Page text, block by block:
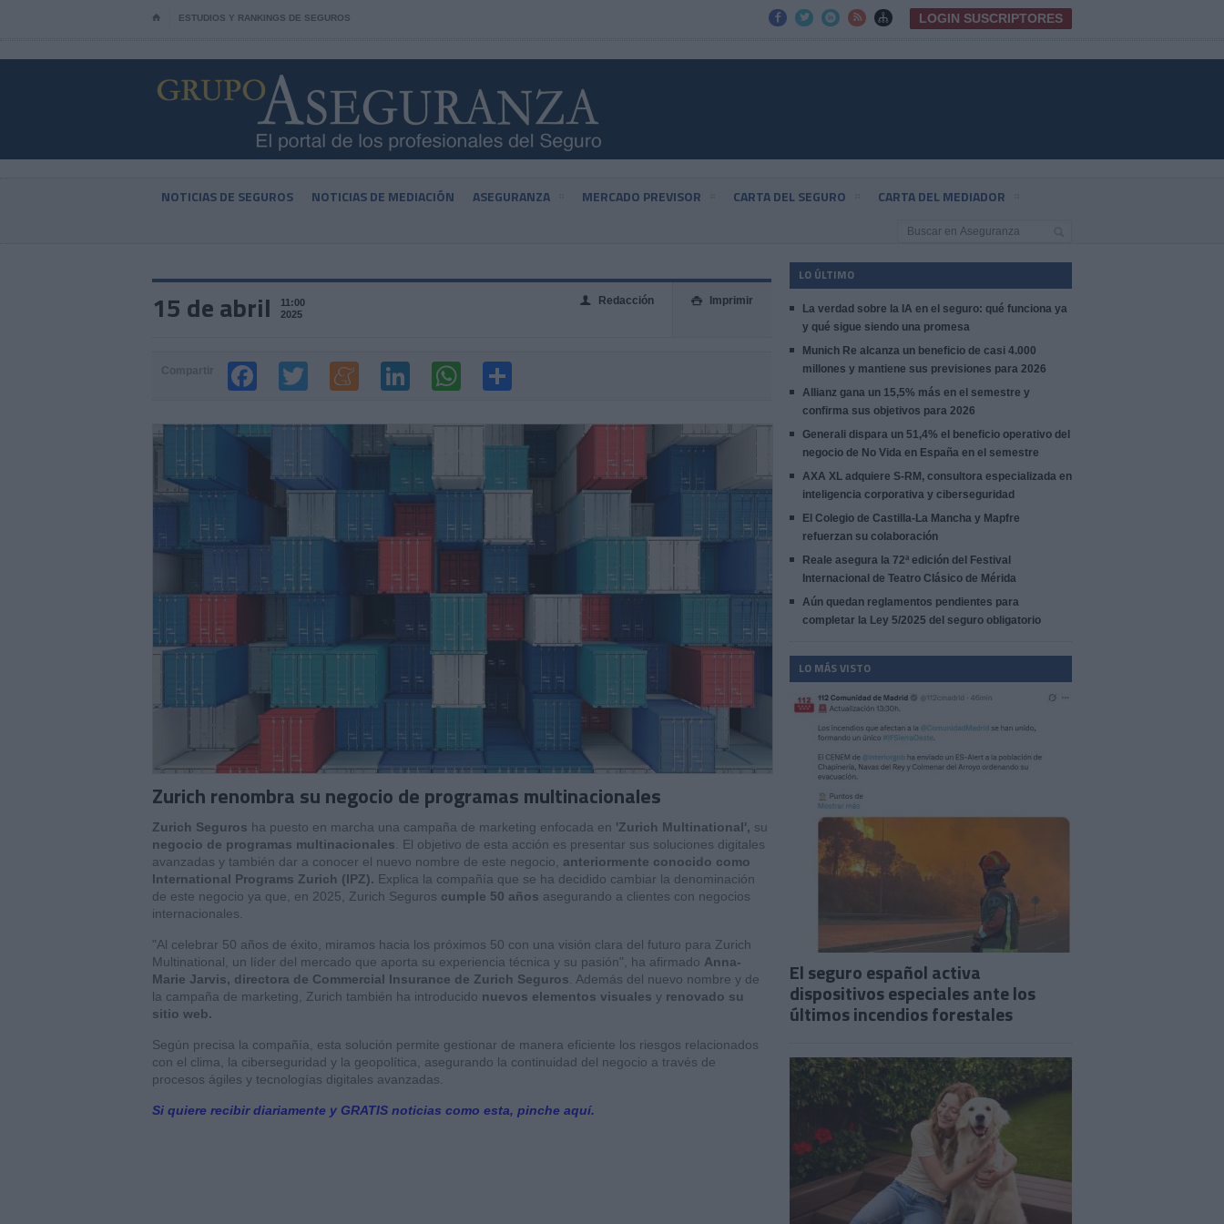
⌂ ESTUDIOS Y RANKINGS DE SEGUROS      LOGIN SUSCRIPTORES
NOTICIAS DE SEGUROS NOTICIAS DE MEDIACIÓN ASEGURANZA MERCADO PREVISOR CARTA DEL SEGURO CARTA DEL MEDIADOR
15 de abril
11:00
2025
 Imprimir
👤 Redacción
Zurich renombra su negocio de programas multinacionales
Zurich Seguros ha puesto en marcha una campaña de marketing enfocada en 'Zurich Multinational', su
negocio de programas multinacionales . El objetivo de esta acción es presentar sus soluciones digitales
avanzadas y también dar a conocer el nuevo nombre de este negocio, anteriormente conocido como
International Programs Zurich (IPZ). Explica la compañía que se ha decidido cambiar la denominación
de este negocio ya que, en 2025, Zurich Seguros cumple 50 años asegurando a clientes con negocios
internacionales.
"Al celebrar 50 años de éxito, miramos hacia los próximos 50 con una visión clara del futuro para Zurich
Multinational, un líder del mercado que aporta su experiencia técnica y su pasión", ha afirmado Anna-
Marie Jarvis, directora de Commercial Insurance de Zurich Seguros . Además del nuevo nombre y de
la campaña de marketing, Zurich también ha introducido nuevos elementos visuales y renovado su
sitio web.
Según precisa la compañía, esta solución permite gestionar de manera eficiente los riesgos relacionados
con el clima, la ciberseguridad y la geopolítica, asegurando la continuidad del negocio a través de
procesos ágiles y tecnologías digitales avanzadas.
Si quiere recibir diariamente y GRATIS noticias como esta, pinche aquí.
LO ÚLTIMO
La verdad sobre la IA en el seguro: qué funciona ya
y qué sigue siendo una promesa
Munich Re alcanza un beneficio de casi 4.000
millones y mantiene sus previsiones para 2026
Allianz gana un 15,5% más en el semestre y
confirma sus objetivos para 2026
Generali dispara un 51,4% el beneficio operativo del
negocio de No Vida en España en el semestre
AXA XL adquiere S-RM, consultora especializada en
inteligencia corporativa y ciberseguridad
El Colegio de Castilla-La Mancha y Mapfre
refuerzan su colaboración
Reale asegura la 72ª edición del Festival
Internacional de Teatro Clásico de Mérida
Aún quedan reglamentos pendientes para
completar la Ley 5/2025 del seguro obligatorio
LO MÁS VISTO
El seguro español activa
dispositivos especiales ante los
últimos incendios forestales